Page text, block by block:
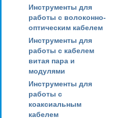
Инструменты для
работы с волоконно-
оптическим кабелем
Инструменты для
работы с кабелем
витая пара и
модулями
Инструменты для
работы с
коаксиальным
кабелем